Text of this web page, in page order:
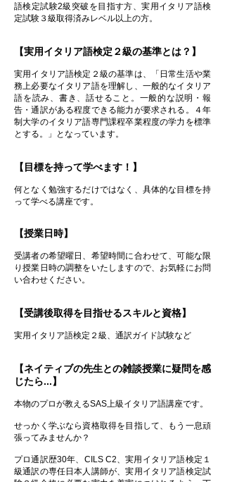
語検定試験2級突破を目指す方、実用イタリア語検
定試験３級取得済みレベル以上の方。
【実用イタリア語検定２級の基準とは？】
実用イタリア語検定２級の基準は、「日常生活や業
務上必要なイタリア語を理解し、一般的なイタリア
語を読み、書き、話せること。一般的な説明・報
告・通訳がある程度できる能力が要求される。４年
制大学のイタリア語専門課程卒業程度の学力を標準
とする。」となっています。
【目標を持って学べます！】
何となく勉強するだけではなく、具体的な目標を持
って学べる講座です。
【授業日時】
受講者の希望曜日、希望時間に合わせて、可能な限
り授業日時の調整をいたしますので、お気軽にお問
い合わせください。
【受講後取得を目指せるスキルと資格】
実用イタリア語検定２級、通訳ガイド試験など
【ネイティブの先生との雑談授業に疑問を感
じたら...】
本物のプロが教えるSAS上級イタリア語講座です。
せっかく学ぶなら資格取得を目指して、もう一息頑
張ってみませんか？
プロ通訳歴30年、CILS C2、実用イタリア語検定１
級通訳の専任日本人講師が、実用イタリア語検定試